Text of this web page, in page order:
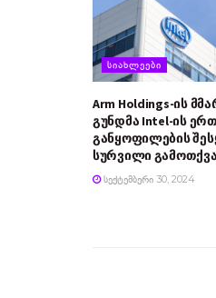
ᲡᲘᲐᲮᲚᲔᲔᲑᲘ
Arm Holdings-ის
გუნდმა Intel-ის
განყოფილების
სურვილი გამოთქვა
ᲡᲔᲥᲢᲔᲛᲑᲔᲠᲘ 30, 2024